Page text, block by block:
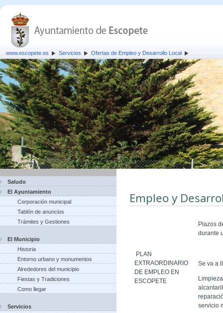
www.escopete.es Servicios Ofertas de Empleo y Desarrollo Local
Saludo
El Ayuntamiento
Corporación municipal
Tablón de anuncios
Trámites y Gestiones
El Municipio
Historia
Entorno urbano y monumentos
Alrededores del municipio
Fiestas y Tradiciones
Como llegar
Servicios
Empleo y
PLAN
EXTRAORDINARIO
DE EMPLEO EN
ESCOPETE
Plazos
durante
Se va a
servicio